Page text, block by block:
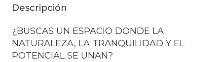
Descripción
¿BUSCAS UN ESPACIO DONDE LA
NATURALEZA, LA TRANQUILIDAD Y EL
POTENCIAL SE UNAN?